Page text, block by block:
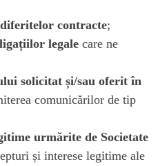
contracte;
legale care ne
solicitat și/sau oferit în
comunicărilor de tip
urmărite de Societate
și interese legitime ale